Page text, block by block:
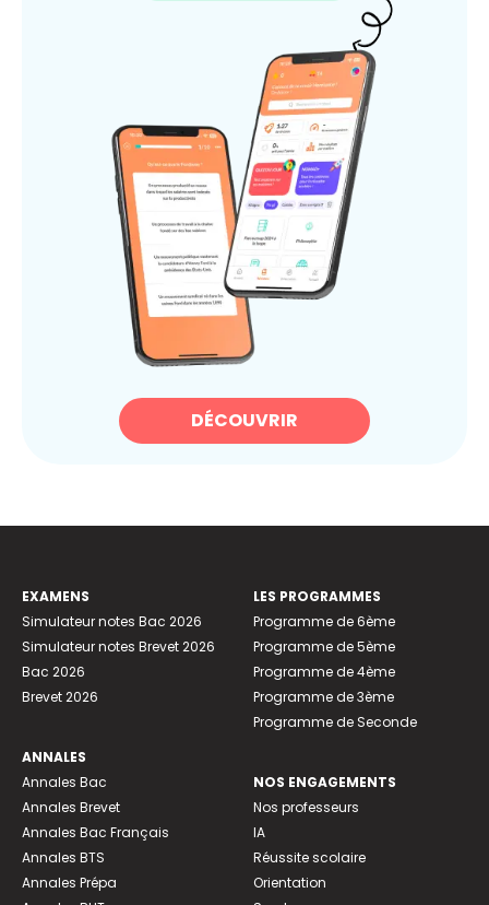
DÉCOUVRIR
EXAMENS
Simulateur notes Bac 2026
Simulateur notes Brevet 2026
Bac 2026
Brevet 2026
ANNALES
Annales Bac
Annales Brevet
Annales Bac Français
Annales BTS
Annales Prépa
LES PROGRAMMES
Programme de 6ème
Programme de 5ème
Programme de 4ème
Programme de 3ème
Programme de Seconde
NOS ENGAGEMENTS
Nos professeurs
IA
Réussite scolaire
Orientation